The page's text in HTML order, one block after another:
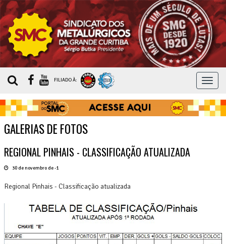
MENU
FILIADO À:
GALERIAS DE FOTOS
REGIONAL PINHAIS - CLASSIFICAÇÃO ATUALIZADA
30 de novembro de -1
Regional Pinhais - Classificação atualizada